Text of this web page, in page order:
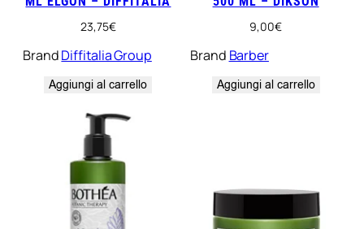
23,75€
BrandDiffitalia Group
Aggiungi al carrello
9,00€
Brand Barber
Aggiungi al carrello